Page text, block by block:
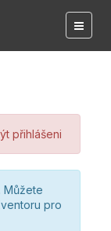
přihlášeni
Můžete
pro